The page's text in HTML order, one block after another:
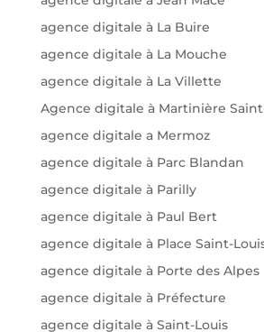
agence digitale à La Buire
agence digitale à La Mouche
agence digitale à La Villette
Agence digitale à Martinière
agence digitale a Mermoz
agence digitale à Parc Blandan
agence digitale à Parilly
agence digitale à Paul Bert
agence digitale à Place Saint-
agence digitale à Porte des Alpes
agence digitale à Préfecture
agence digitale à Saint-Louis